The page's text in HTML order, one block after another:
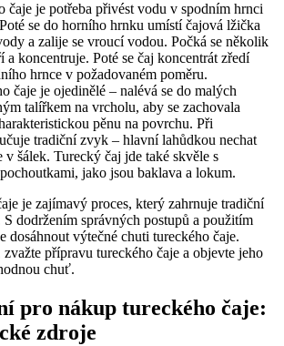
čaje je potřeba přivést vodu v spodním hrnci
se do horního hrnku umístí čajová lžička
a zalije se vroucí vodou. Počká se několik
a koncentruje. Poté se čaj koncentrát zředí
hrnce v požadovaném poměru.
čaje je ojedinělé – nalévá se do malých
talířkem na vrcholu, aby se zachovala
pěnu na povrchu. Při
tradiční zvyk – hlavní lahůdkou nechat
v šálek. Turecký čaj jde také skvěle s
jako jsou baklava a lokum.
je zajímavý proces, který zahrnuje tradiční
S dodržením správných postupů a použitím
dosáhnout výtečné chuti tureckého čaje.
přípravu tureckého čaje a objevte jeho
chuť.
pro nákup tureckého čaje:
zdroje